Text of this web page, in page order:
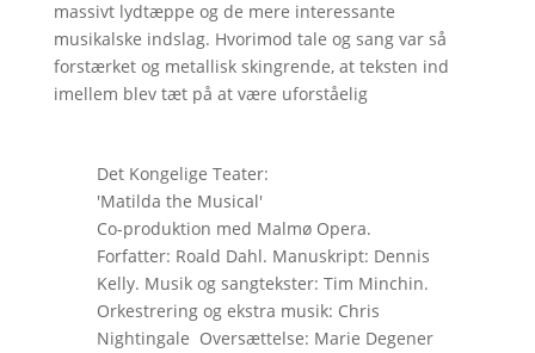
massivt lydtæppe og de mere interessante
musikalske indslag. Hvorimod tale og sang var så
forstærket og metallisk skingrende, at teksten ind
imellem blev tæt på at være uforståelig
Det Kongelige Teater:
'Matilda the Musical'
Co-produktion med Malmø Opera.
Forfatter: Roald Dahl. Manuskript: Dennis
Kelly. Musik og sangtekster: Tim Minchin.
Orkestrering og ekstra musik: Chris
Nightingale Oversættelse: Marie Degener